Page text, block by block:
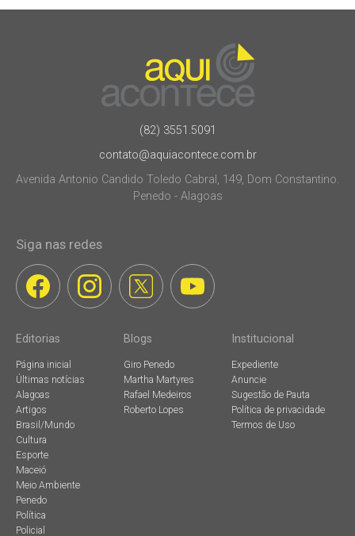
(82) 3551.5091
contato@aquiacontece.com.br
Avenida Antonio Candido Toledo Cabral, 149, Dom Constantino.
Penedo - Alagoas
Siga nas redes
Editorias
Página inicial
Últimas notícias
Alagoas
Artigos
Brasil/Mundo
Cultura
Esporte
Maceió
Meio Ambiente
Penedo
Política
Policial
Blogs
Giro Penedo
Martha Martyres
Rafael Medeiros
Roberto Lopes
Institucional
Expediente
Anuncie
Sugestão de Pauta
Política de privacidade
Termos de Uso